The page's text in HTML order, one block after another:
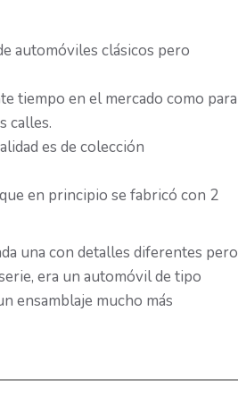
automóviles clásicos pero
tiempo en el mercado como para
calles.
es de colección
en principio se fabricó con 2
una con detalles diferentes pero
era un automóvil de tipo
ensamblaje mucho más